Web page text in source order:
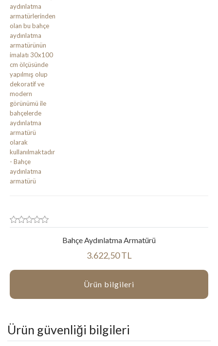
Bahçe Aydınlatma Armatürü
3.622,50 TL
Ürün bilgileri
Ürün güvenliği bilgileri